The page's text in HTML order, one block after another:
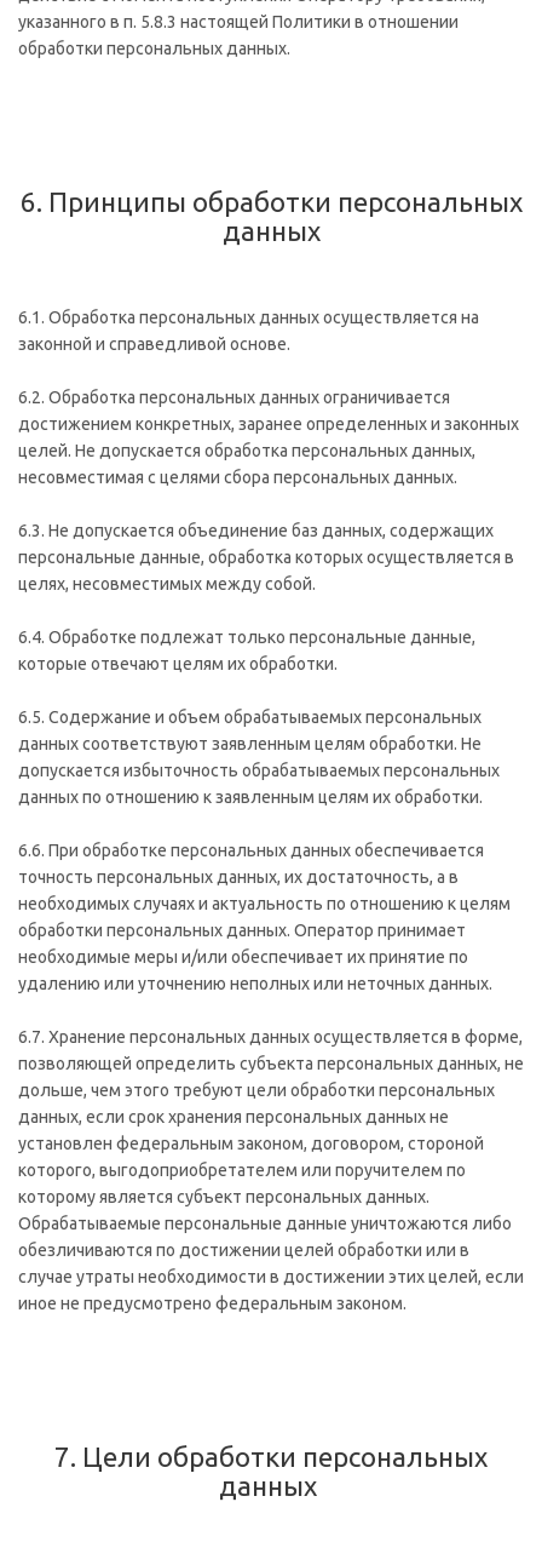
указанного в п. 5.8.3 настоящей Политики в отношении
обработки персональных данных.
6. Принципы обработки персональных
данных
6.1. Обработка персональных данных осуществляется на
законной и справедливой основе.
6.2. Обработка персональных данных ограничивается
достижением конкретных, заранее определенных и законных
целей. Не допускается обработка персональных данных,
несовместимая с целями сбора персональных данных.
6.3. Не допускается объединение баз данных, содержащих
персональные данные, обработка которых осуществляется в
целях, несовместимых между собой.
6.4. Обработке подлежат только персональные данные,
которые отвечают целям их обработки.
6.5. Содержание и объем обрабатываемых персональных
данных соответствуют заявленным целям обработки. Не
допускается избыточность обрабатываемых персональных
данных по отношению к заявленным целям их обработки.
6.6. При обработке персональных данных обеспечивается
точность персональных данных, их достаточность, а в
необходимых случаях и актуальность по отношению к целям
обработки персональных данных. Оператор принимает
необходимые меры и/или обеспечивает их принятие по
удалению или уточнению неполных или неточных данных.
6.7. Хранение персональных данных осуществляется в форме,
позволяющей определить субъекта персональных данных, не
дольше, чем этого требуют цели обработки персональных
данных, если срок хранения персональных данных не
установлен федеральным законом, договором, стороной
которого, выгодоприобретателем или поручителем по
которому является субъект персональных данных.
Обрабатываемые персональные данные уничтожаются либо
обезличиваются по достижении целей обработки или в
случае утраты необходимости в достижении этих целей, если
иное не предусмотрено федеральным законом.
7. Цели обработки персональных
данных